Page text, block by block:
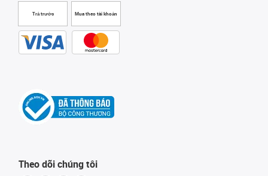
Trả trước Mua theo tài khoản
Theo dõi chúng tôi